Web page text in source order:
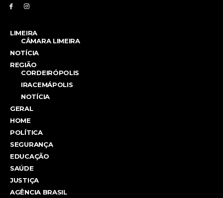
LIMEIRA
CÂMARA LIMEIRA
NOTÍCIA
REGIÃO
CORDEIRÓPOLIS
IRACEMÁPOLIS
NOTÍCIA
GERAL
HOME
POLÍTICA
SEGURANÇA
EDUCAÇÃO
SAÚDE
JUSTIÇA
AGÊNCIA BRASIL